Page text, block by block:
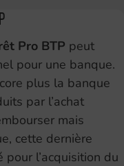
Pro BTP peut
pour une banque.
plus la banque
par l’achat
mais
cette dernière
l’acquisition du